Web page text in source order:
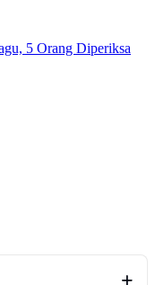
5 Orang Diperiksa